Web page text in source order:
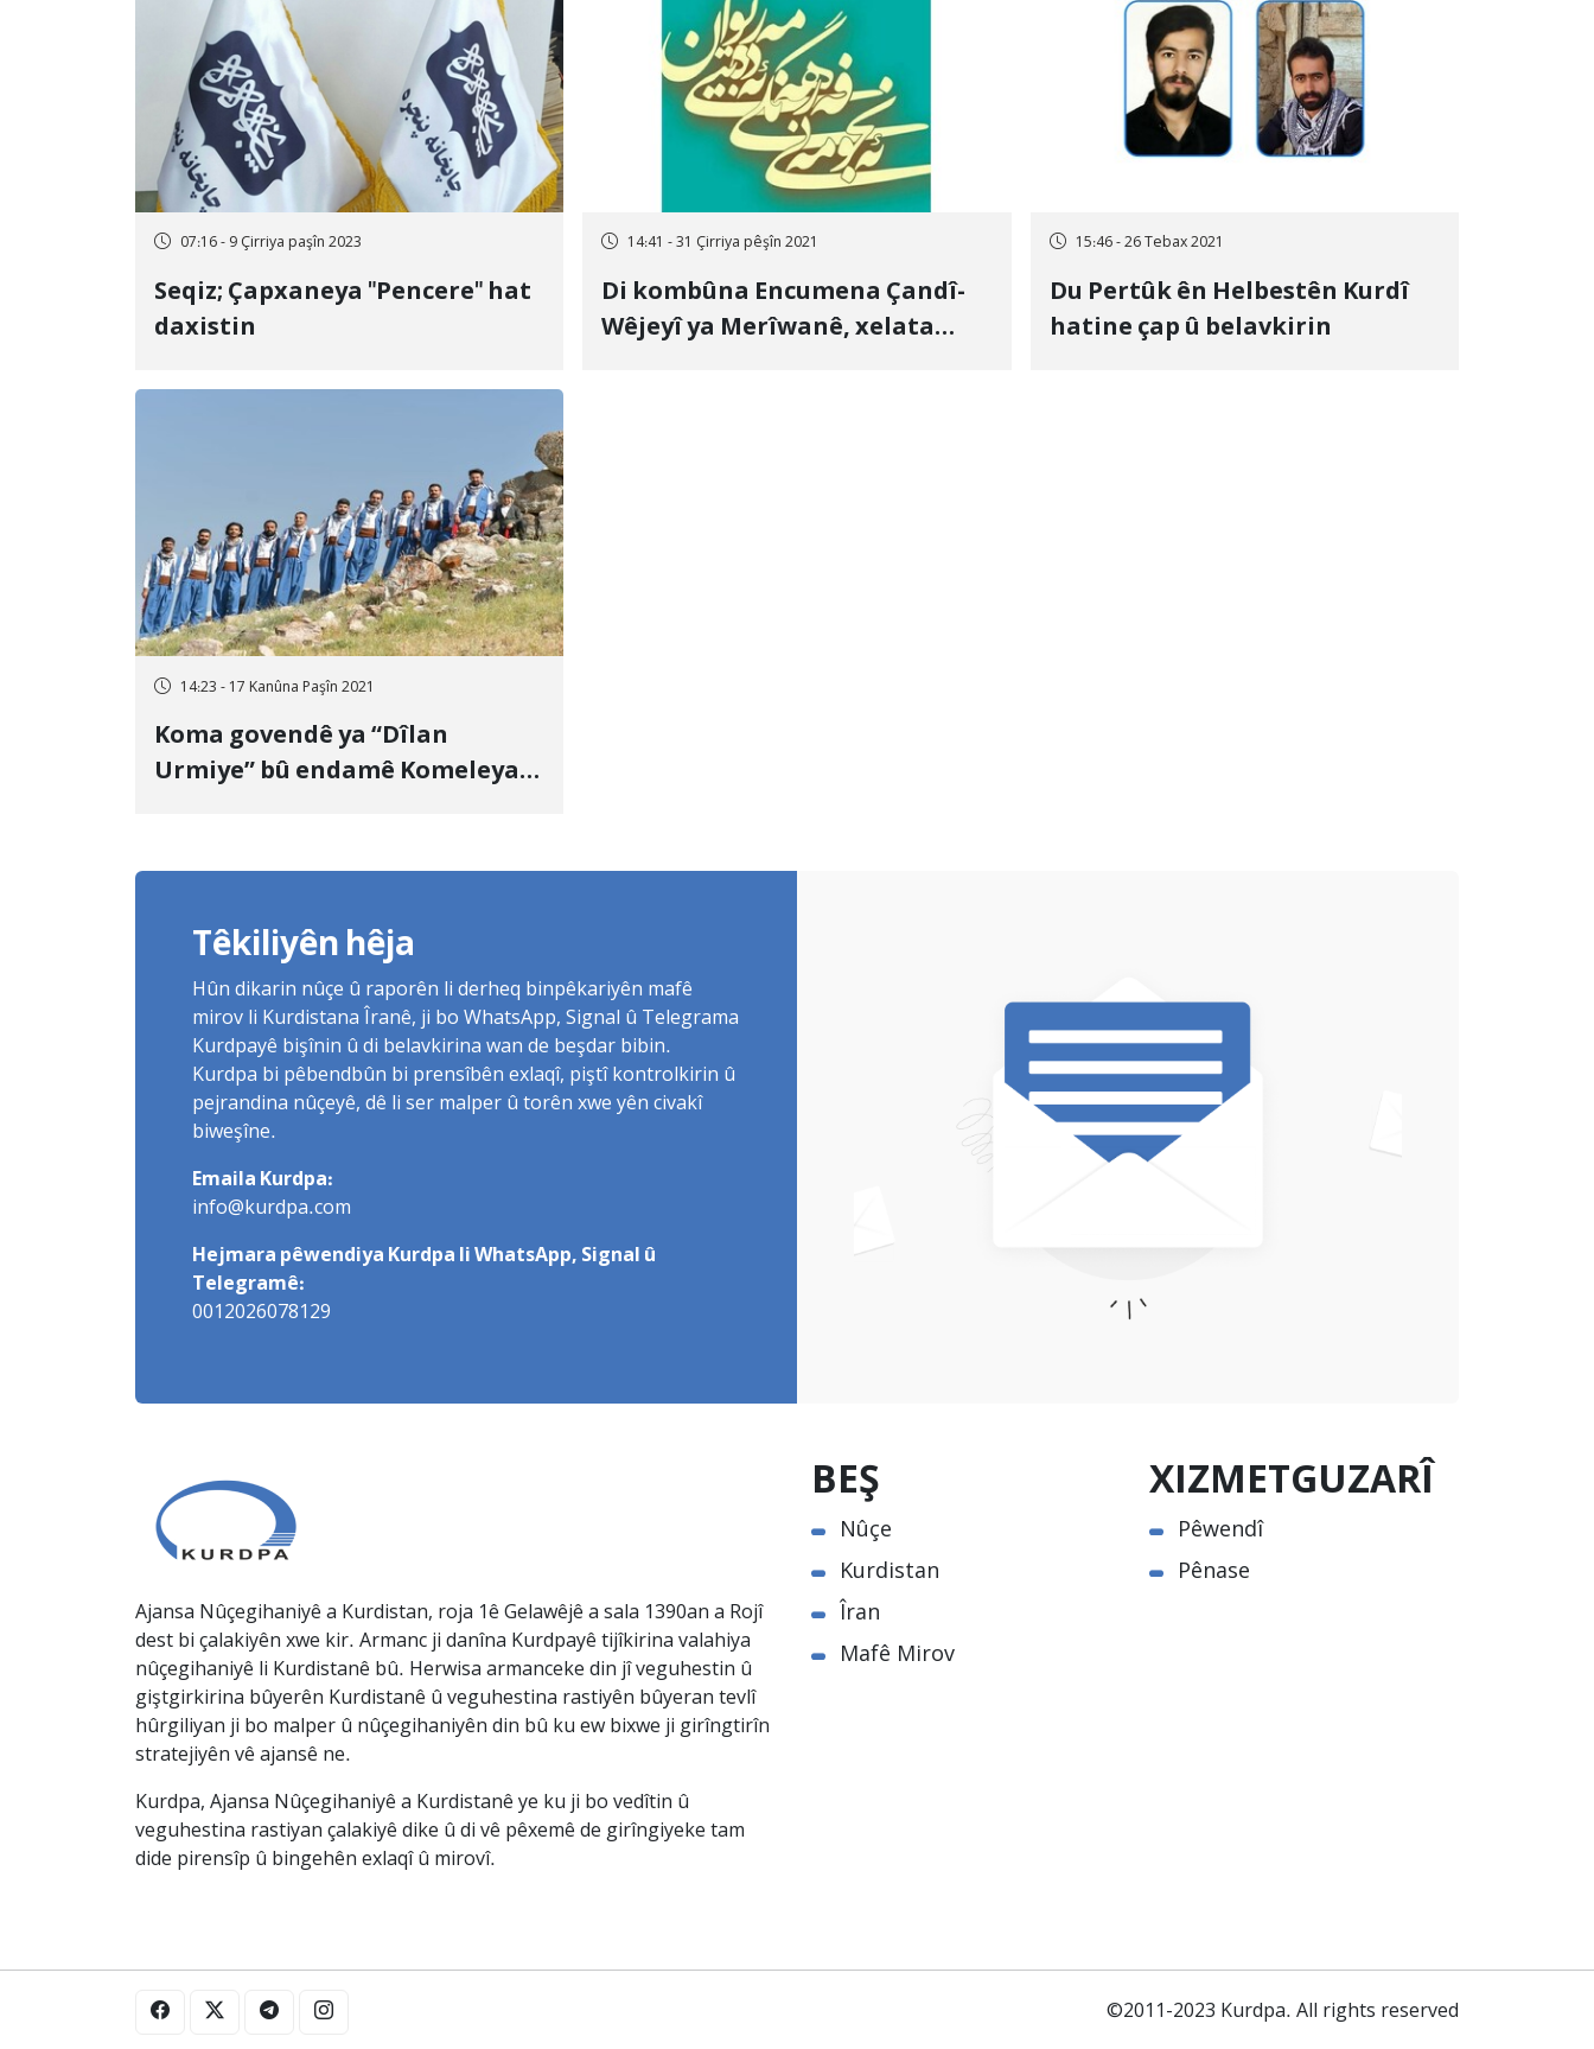
07:16 - 9 Çirriya paşîn 2023
Seqiz; Çapxaneya "Pencere" hat
daxistin
14:41 - 31 Çirriya pêşîn 2021
Di kombûna Encumena Çandî-
Wêjeyî ya Merîwanê, xelata
15:46 - 26 Tebax 2021
Du Pertûk ên Helbestên Kurdî
hatine çap û belavkirin
14:23 - 17 Kanûna Paşîn 2021
Koma govendê ya “Dîlan
Urmiye” bû endamê Komeleya
Têkiliyên hêja
Hûn dikarin nûçe û raporên li derheq binpêkariyên mafê
mirov li Kurdistana Îranê, ji bo WhatsApp, Signal û Telegrama
Kurdpayê bişînin û di belavkirina wan de beşdar bibin.
Kurdpa bi pêbendbûn bi prensîbên exlaqî, piştî kontrolkirin û
pejrandina nûçeyê, dê li ser malper û torên xwe yên civakî
biweşîne.
Emaila Kurdpa:
info@kurdpa.com
Hejmara pêwendiya Kurdpa li WhatsApp, Signal û
Telegramê:
0012026078129
Ajansa Nûçegihaniyê a Kurdistan, roja 1ê Gelawêjê a sala 1390an a Rojî
dest bi çalakiyên xwe kir. Armanc ji danîna Kurdpayê tijîkirina valahiya
nûçegihaniyê li Kurdistanê bû. Herwisa armanceke din jî veguhestin û
giştgirkirina bûyerên Kurdistanê û veguhestina rastiyên bûyeran tevlî
hûrgiliyan ji bo malper û nûçegihaniyên din bû ku ew bixwe ji girîngtirîn
stratejiyên vê ajansê ne.
Kurdpa, Ajansa Nûçegihaniyê a Kurdistanê ye ku ji bo vedîtin û
veguhestina rastiyan çalakiyê dike û di vê pêxemê de girîngiyeke tam
dide pirensîp û bingehên exlaqî û mirovî.
BEŞ
Nûçe
Kurdistan
Îran
Mafê Mirov
XIZMETGUZARÎ
Pêwendî
Pênase
©2011-2023 Kurdpa. All rights reserved